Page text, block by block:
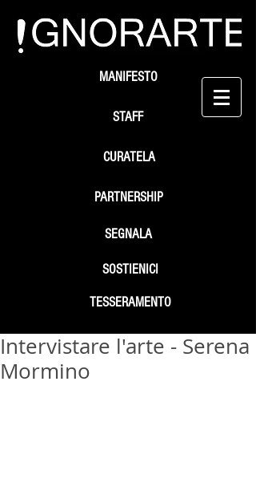
STAFF
SEGNALA
SOSTIENICI
MANIFESTO
PARTNERSHIP
TESSERAMENTO
CURATELA
Intervistare l'arte - Serena
Mormino